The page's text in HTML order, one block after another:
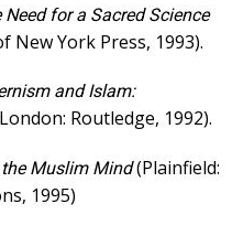
Need for a Sacred Science
New York Press, 1993).
and Islam:
Routledge, 1992).
Muslim Mind(Plainfield:
1995)